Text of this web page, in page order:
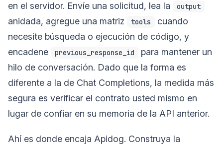
en el servidor. Envíe una solicitud, lea la
output
anidada, agregue una matriz tools
cuando
necesite búsqueda o ejecución de código, y
encadene
previous_response_id
para mantener un
hilo de conversación. Dado que la forma es
diferente a la de Chat Completions, la medida más
segura es verificar el contrato usted mismo en
lugar de confiar en su memoria de la API anterior.
Ahí es donde encaja Apidog. Construya la